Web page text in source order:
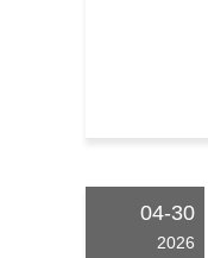
04-30
2026